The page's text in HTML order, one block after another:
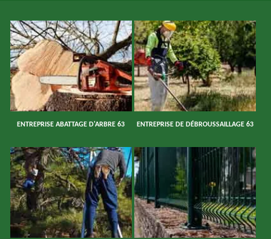
ENTREPRISE ABATTAGE D'ARBRE 63 ENTREPRISE DE DÉBROUSSAILLAGE 63